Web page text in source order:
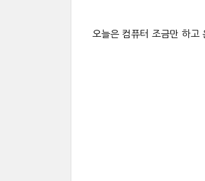
오늘은 컴퓨터 조금만 하고